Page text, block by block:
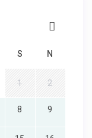
S N
1 2
8 9